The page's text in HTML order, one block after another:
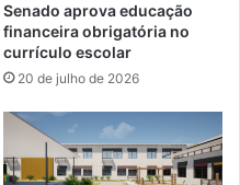
Senado aprova educação
financeira obrigatória no
currículo escolar
20 de julho de 2026